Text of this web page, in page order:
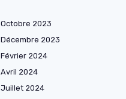
Octobre 2023
Décembre 2023
Février 2024
Avril 2024
Juillet 2024